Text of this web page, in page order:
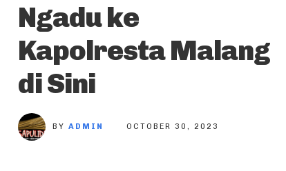
Ngadu ke
Kapolresta Malang
di Sini
BY ADMIN OCTOBER 30, 2023